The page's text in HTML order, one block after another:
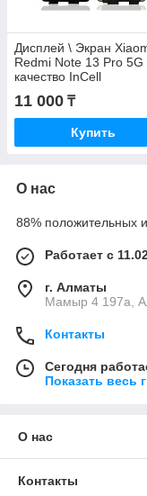
Дисплей \ Экран
Redmi Note 13 Pro 5G
качество InCell
11 000 ₸
Купить
О нас
88% положительных
Работает с
г. Алматы
Мамыр 4 197а,
Контакты
Сегодня
Показать весь
О нас
Контакты